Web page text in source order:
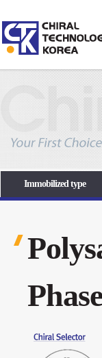
Company
Immobilized type